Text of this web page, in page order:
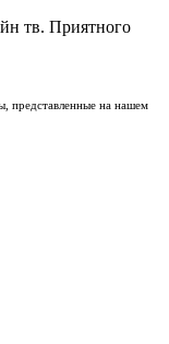
тв. Приятного
представленные на нашем